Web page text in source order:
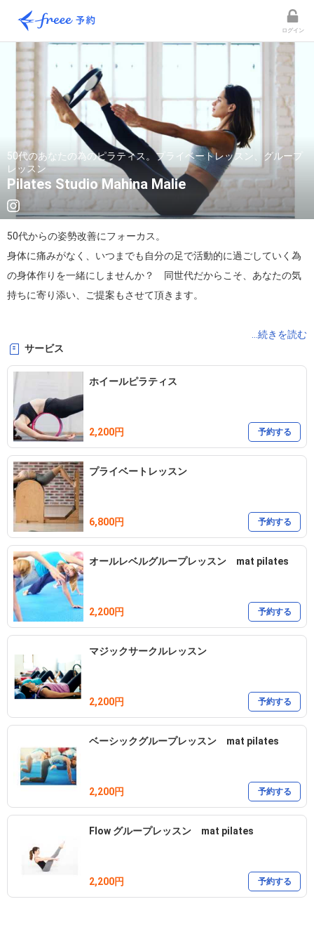
ログイン
50代のあなたの為のピラティス。プライベートレッスン、グループ
レッスン
Pilates Studio Mahina Malie
50代からの姿勢改善にフォーカス。
身体に痛みがなく、いつまでも自分の足で活動的に過ごしていく為
の身体作りを一緒にしませんか？　同世代だからこそ、あなたの気
持ちに寄り添い、ご提案もさせて頂きます。
Nagi pilates mat certified
Nagi pilates Ladder Barrel training completed
Pilates for Scoliosis training completed
...続きを読む
サービス
ホイールピラティス
2,200円 予約する
プライベートレッスン
6,800円 予約する
オールレベルグループレッスン mat pilates
2,200円 予約する
マジックサークルレッスン
2,200円 予約する
ベーシックグループレッスン mat pilates
2,200円 予約する
Flow グループレッスン mat pilates
2,200円 予約する